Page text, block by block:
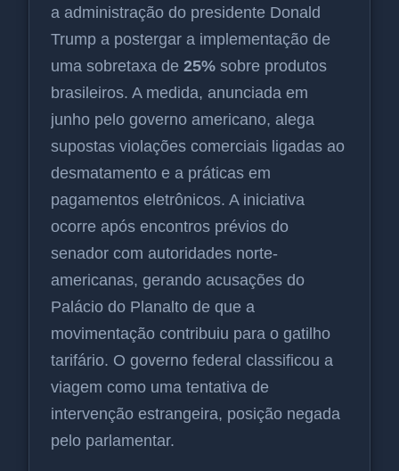
a administração do presidente Donald
Trump a postergar a implementação de
uma sobretaxa de 25% sobre produtos
brasileiros. A medida, anunciada em
junho pelo governo americano, alega
supostas violações comerciais ligadas ao
desmatamento e a práticas em
pagamentos eletrônicos. A iniciativa
ocorre após encontros prévios do
senador com autoridades norte-
americanas, gerando acusações do
Palácio do Planalto de que a
movimentação contribuiu para o gatilho
tarifário. O governo federal classificou a
viagem como uma tentativa de
intervenção estrangeira, posição negada
pelo parlamentar.